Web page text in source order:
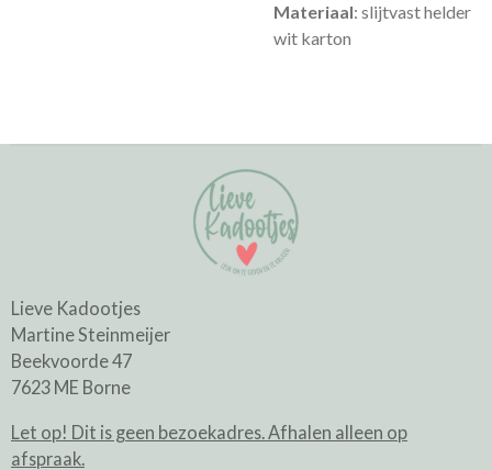
Materiaal: slijtvast helder
wit karton
Lieve Kadootjes
Martine Steinmeijer
Beekvoorde 47
7623 ME Borne
Let op! Dit is geen bezoekadres. Afhalen alleen op
afspraak.